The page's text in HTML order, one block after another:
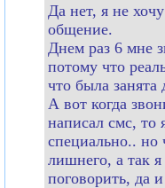
Да нет, я не
общение.
Днем раз 6 мне
потому что
что была занята
А вот когда
написал смс, то
специально.. но
лишнего, а так
поговорить, да